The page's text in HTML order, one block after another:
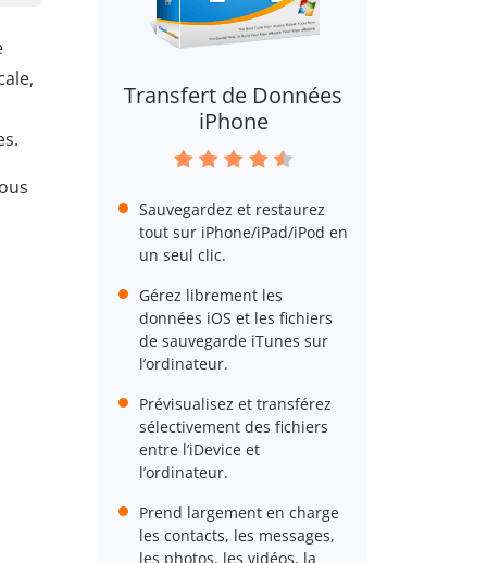
Transfert de Données
iPhone
Sauvegardez et restaurez
tout sur iPhone/iPad/iPod en
un seul clic.
Gérez librement les
données iOS et les fichiers
de sauvegarde iTunes sur
l’ordinateur.
Prévisualisez et transférez
sélectivement des fichiers
entre l’iDevice et
l’ordinateur.
Prend largement en charge
les contacts, les messages,
les photos, les vidéos, la